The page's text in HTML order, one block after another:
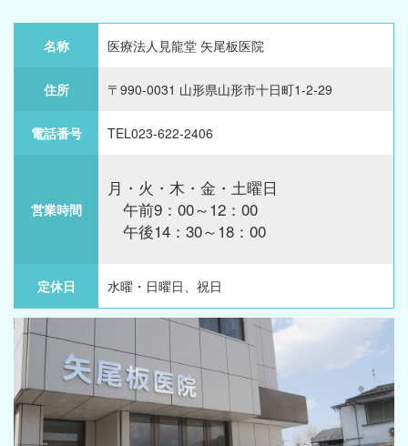
名称 医療法人見龍堂 矢尾板医院
住所 〒990-0031 山形県山形市十日町1-2-29
電話番号 TEL023-622-2406
営業時間
月・火・木・金・土曜日
午前9：00～12：00
午後14：30～18：00
定休日 水曜・日曜日、祝日